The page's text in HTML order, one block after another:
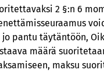
2 §:n 6
jo pantu täytäntöön,
määrä
maksu